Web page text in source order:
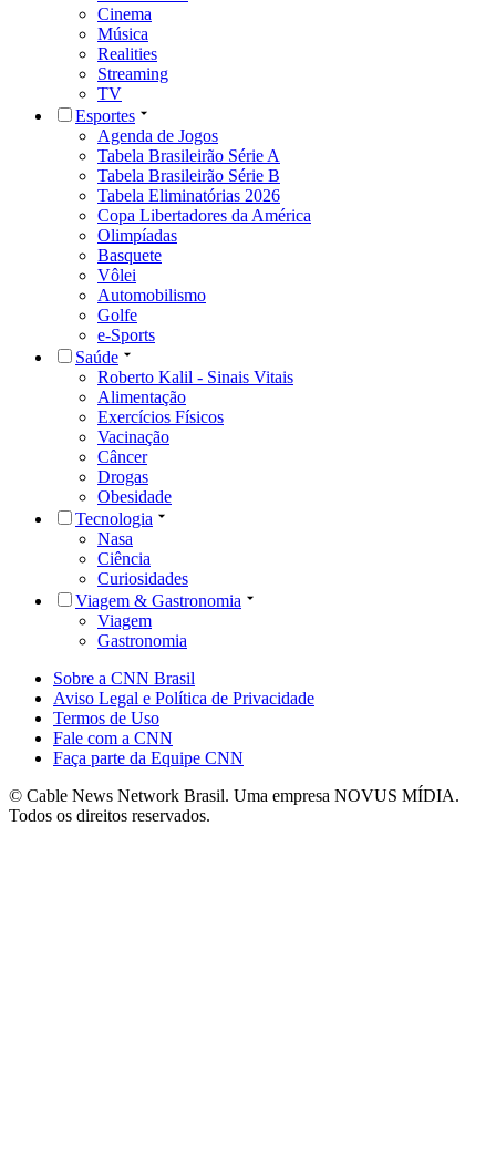
Cinema
Música
Realities
Streaming
TV
Esportes
Agenda de Jogos
Tabela Brasileirão Série A
Tabela Brasileirão Série B
Tabela Eliminatórias 2026
Copa Libertadores da América
Olimpíadas
Basquete
Vôlei
Automobilismo
Golfe
e-Sports
Saúde
Roberto Kalil - Sinais Vitais
Alimentação
Exercícios Físicos
Vacinação
Câncer
Drogas
Obesidade
Tecnologia
Nasa
Ciência
Curiosidades
Viagem & Gastronomia
Viagem
Gastronomia
Sobre a CNN Brasil
Aviso Legal e Política de Privacidade
Termos de Uso
Fale com a CNN
Faça parte da Equipe CNN
© Cable News Network Brasil. Uma empresa NOVUS MÍDIA.
Todos os direitos reservados.